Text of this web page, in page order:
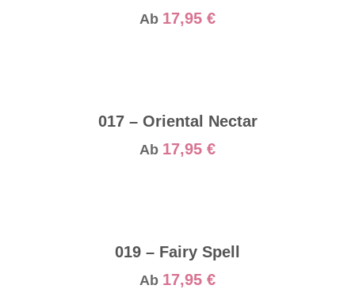
Ab 17,95 €
017 – Oriental Nectar
Ab 17,95 €
019 – Fairy Spell
Ab 17,95 €